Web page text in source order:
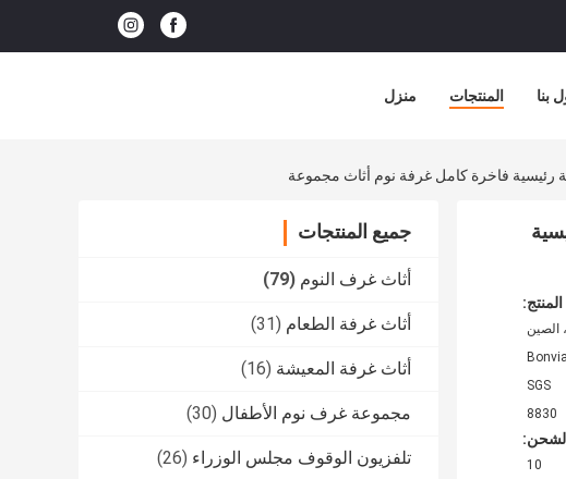
منزل المنتجات بنا
رئيسية فاخرة كامل غرفة نوم أثاث مجموعة
جميع المنتجات
أثاث غرف النوم (79)
أثاث غرفة الطعام (31)
أثاث غرفة المعيشة (16)
مجموعة غرف نوم الأطفال (30)
تلفزيون الوقوف مجلس الوزراء (26)
الصين
SGS
8830
10